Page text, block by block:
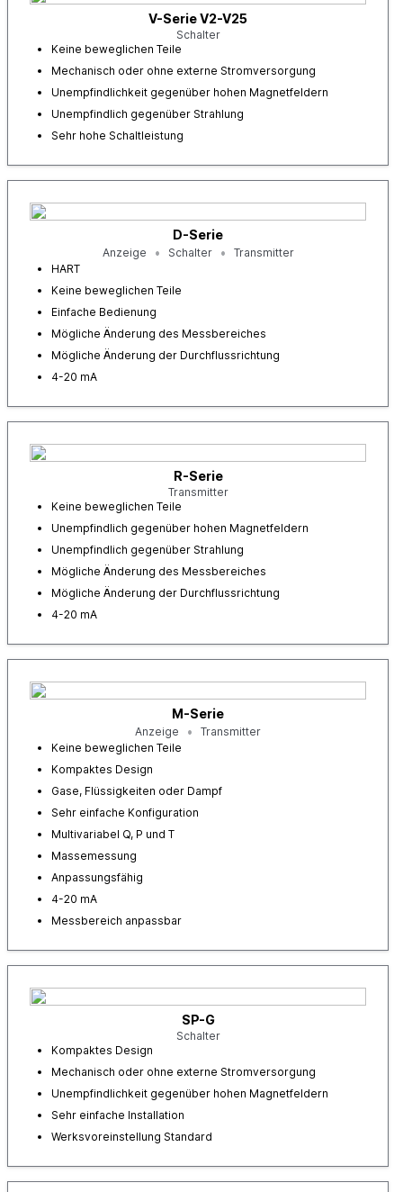
V-Serie V2-V25
Schalter
Keine beweglichen Teile
Mechanisch oder ohne externe Stromversorgung
Unempfindlichkeit gegenüber hohen Magnetfeldern
Unempfindlich gegenüber Strahlung
Sehr hohe Schaltleistung
D-Serie
Anzeige Schalter
Transmitter
HART
Keine beweglichen Teile
Einfache Bedienung
Mögliche Änderung des Messbereiches
Mögliche Änderung der Durchflussrichtung
4-20 mA
R-Serie
Transmitter
Keine beweglichen Teile
Unempfindlich gegenüber hohen Magnetfeldern
Unempfindlich gegenüber Strahlung
Mögliche Änderung des Messbereiches
Mögliche Änderung der Durchflussrichtung
4-20 mA
M-Serie
Anzeige
Transmitter
Keine beweglichen Teile
Kompaktes Design
Gase, Flüssigkeiten oder Dampf
Sehr einfache Konfiguration
Multivariabel Q, P und T
Massemessung
Anpassungsfähig
4-20 mA
Messbereich anpassbar
SP-G
Schalter
Kompaktes Design
Mechanisch oder ohne externe Stromversorgung
Unempfindlichkeit gegenüber hohen Magnetfeldern
Sehr einfache Installation
Werksvoreinstellung Standard